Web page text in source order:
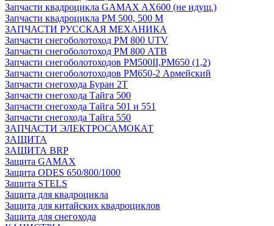
Запчасти квадроцикла GAMAX AX600 (не идущ.)
Запчасти квадроцикла РМ 500, 500 М
ЗАПЧАСТИ РУССКАЯ МЕХАНИКА
Запчасти снегоболотоход РМ 800 UTV
Запчасти снегоболотоход РМ 800 АТВ
Запчасти снегоболотоходов РМ500II,РМ650 (1,2)
Запчасти снегоболотоходов РМ650-2 Армейский
Запчасти снегохода Буран 2Т
Запчасти снегохода Тайга 500
Запчасти снегохода Тайга 501 и 551
Запчасти снегохода Тайга 550
ЗАПЧАСТИ ЭЛЕКТРОСАМОКАТ
ЗАЩИТА
ЗАЩИТА BRP
Защита GAMAX
Защита ODES 650/800/1000
Защита STELS
Защита для квадроцикла
Защита для китайских квадроциклов
Защита для снегохода